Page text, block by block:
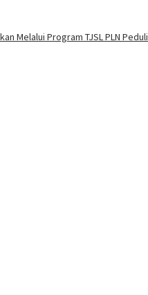
Melalui Program TJSL PLN Peduli